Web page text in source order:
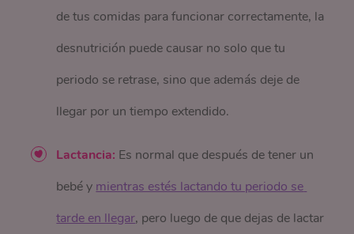
de tus comidas para funcionar correctamente, la
desnutrición puede causar no solo que tu
periodo se retrase, sino que además deje de
llegar por un tiempo extendido.
Lactancia: Es normal que después de tener un
bebé y mientras estés lactando tu periodo se
tarde en llegar, pero luego de que dejas de lactar